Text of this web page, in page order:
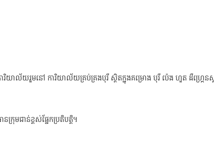
រិយាល័យរួមនៅ ការិយាល័យគ្រប់គ្រងបុរី ស្ថិតក្នុងគម្រោង បុរី ប៉េង ហួត ដឺហ្រ្គេនស្
រុមជាន់ខ្ពស់ផ្នែកប្រតិបត្តិ។